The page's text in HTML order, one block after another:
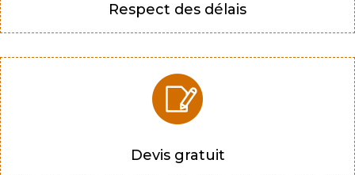
Respect des délais
Devis gratuit